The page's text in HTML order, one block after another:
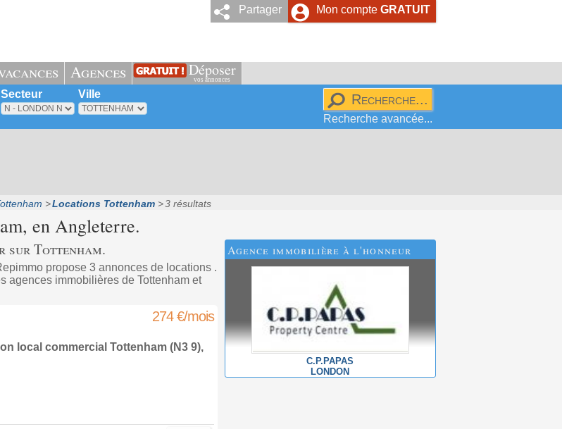
Mon compte GRATUIT
Partager
Agences Déposer
vos annonces
Secteur Ville
Recherche avancée...
Locations Tottenham 3 résultats
, en Angleterre.
sur Tottenham.
propose 3 annonces de locations .
agences immobilières de Tottenham et
274 €/mois
local commercial Tottenham(N3 9),
Agence immobilière à l'honneur
C.P.PAPAS
LONDON